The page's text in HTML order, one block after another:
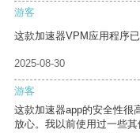
游客
这款加速器VPM应用程序
2025-08-30
游客
这款加速器app的安全性很
放心。我以前使用过一些